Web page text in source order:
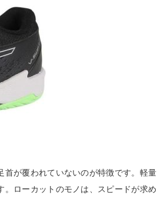
首が覆われていないのが特徴です。軽量
ローカットのモノは、スピードが求め